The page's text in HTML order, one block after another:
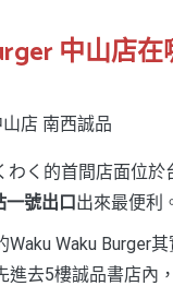
中山店
わく的首間店面位
一號出口出來最便利
Waku Burger
進去5樓誠品書店內